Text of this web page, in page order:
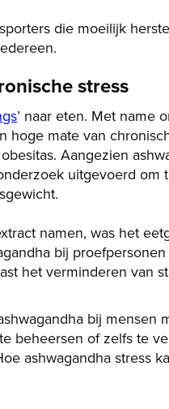
die moeilijk
stress
’ naar eten. Met name
mate van
Aangezien
uitgevoerd
namen, was het
bij
het verminderen van
bij mensen
beheersen of zelfs te
ashwagandha stress